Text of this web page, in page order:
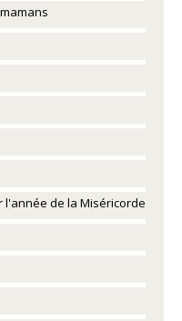
l'année de la Miséricorde